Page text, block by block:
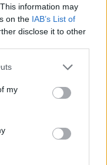
information may
on the IAB’s List of
disclose it to other
my Βυρού (video)